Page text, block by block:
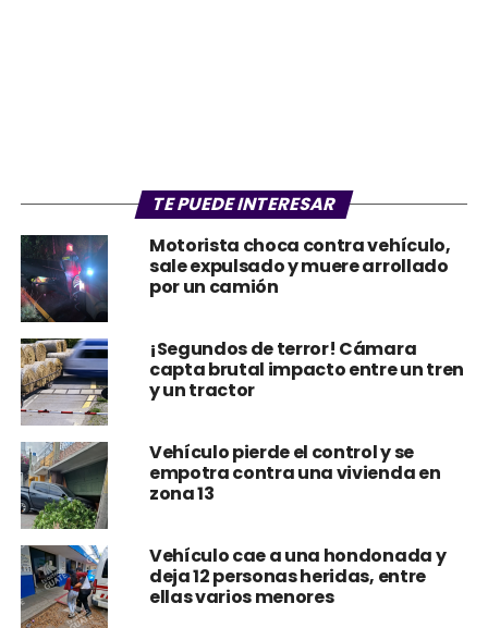
TE PUEDE INTERESAR
Motorista choca contra vehículo,
sale expulsado y muere arrollado
por un camión
¡Segundos de terror! Cámara
capta brutal impacto entre un tren
y un tractor
Vehículo pierde el control y se
empotra contra una vivienda en
zona 13
Vehículo cae a una hondonada y
deja 12 personas heridas, entre
ellas varios menores